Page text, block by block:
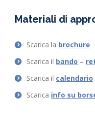
Materiali di
Scarica la brochure
Scarica il bando –
Scarica il calendario
Scarica info su